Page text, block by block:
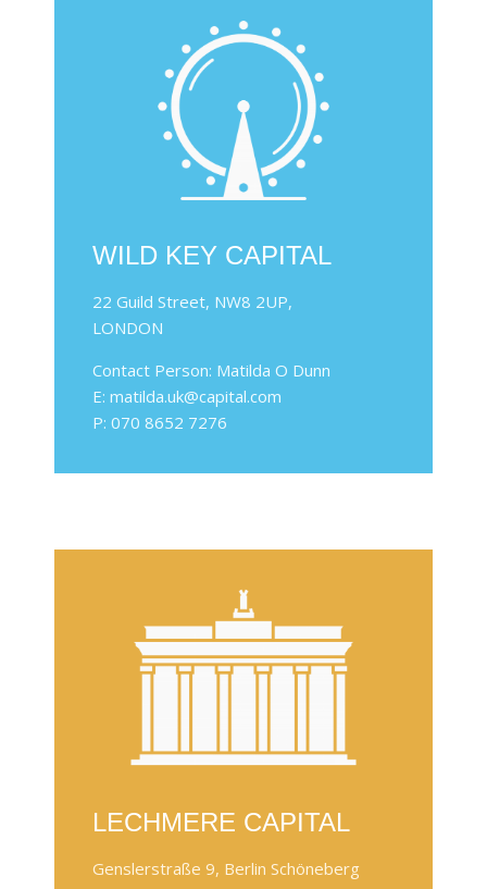
WILD KEY CAPITAL
22 Guild Street, NW8 2UP,
LONDON
Contact Person: Matilda O Dunn
E: matilda.uk@capital.com
P: 070 8652 7276
LECHMERE CAPITAL
Genslerstraße 9, Berlin Schöneberg